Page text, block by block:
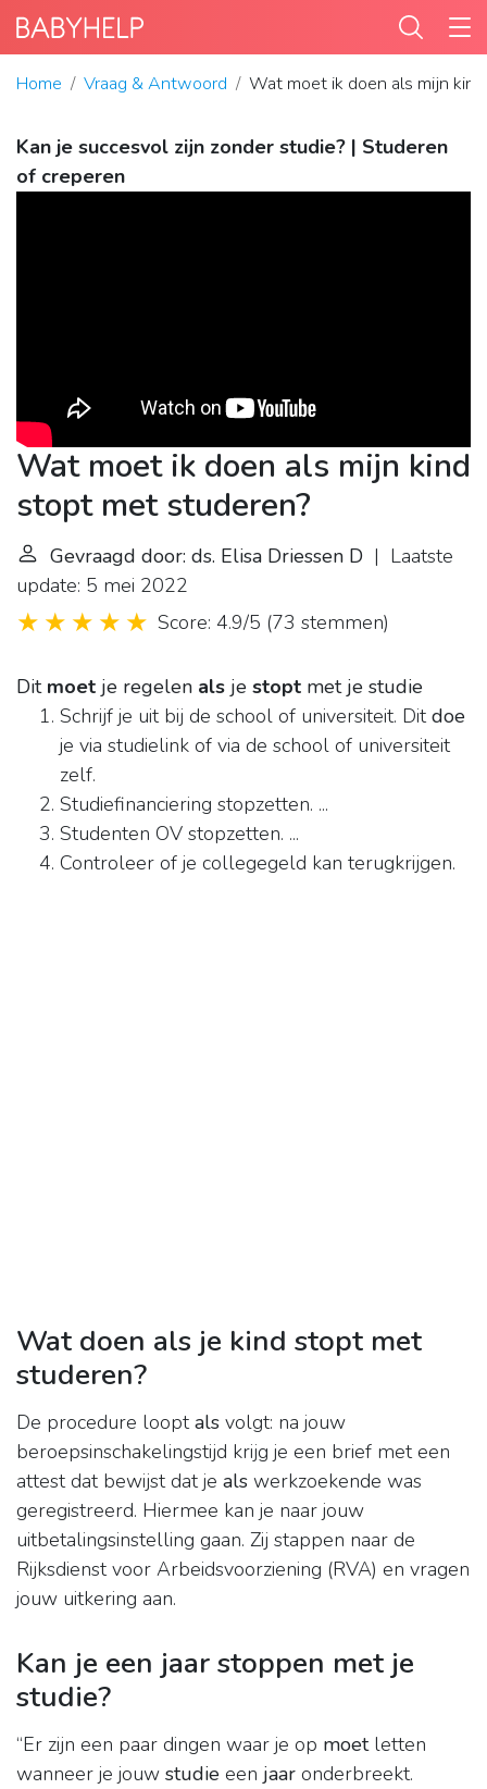
Home Vraag & Antwoord Wat moet ik doen als mijn
Kan je succesvol zijn zonder studie? | Studeren
of creperen
Wat moet ik doen als mijn kind
stopt met studeren?
Gevraagd door: ds. Elisa Driessen D | Laatste
update: 5 mei 2022
Score: 4.9/5 (73 stemmen)
Dit moet je regelen als je stopt met je studie
Schrijf je uit bij de school of universiteit. Ditdoe
je via studielink of via de school of universiteit
zelf.
Studiefinanciering stopzetten. ...
Studenten OV stopzetten. ...
Controleer of je collegegeld kan terugkrijgen.
Wat doen als je kind stopt met
studeren?
De procedure looptals volgt: na jouw
beroepsinschakelingstijd krijg je een brief met een
attest dat bewijst dat je als werkzoekende was
geregistreerd. Hiermee kan je naar jouw
uitbetalingsinstelling gaan. Zij stappen naar de
Rijksdienst voor Arbeidsvoorziening (RVA) en vragen
jouw uitkering aan.
Kan je een jaar stoppen met je
studie?
“Er zijn een paar dingen waar je op moetletten
wanneer je jouw studie een jaar onderbreekt.